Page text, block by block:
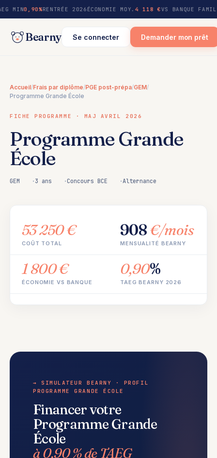
contenu
MIN0,90%RENTRÉE 2026 ÉCONOMIE MOY. 4 118 €VS BANQUE
Bearny Se connecter Demander mon prêt
Accueil/Frais par diplôme/PGE post-prépa/GEM/
Programme Grande École
FICHE PROGRAMME · MAJ AVRIL 2026
Programme Grande
École
GEM 3 ans Concours BCE Alternance
53 250 €
COÛT TOTAL
908€/mois
MENSUALITÉ BEARNY
1 800 €
ÉCONOMIE VS BANQUE
0,90%
TAEG BEARNY 2026
→ SIMULATEUR BEARNY · PROFIL
PROGRAMME GRANDE ÉCOLE
Financer votre
Programme Grande
École
à 0,90 % de TAEG